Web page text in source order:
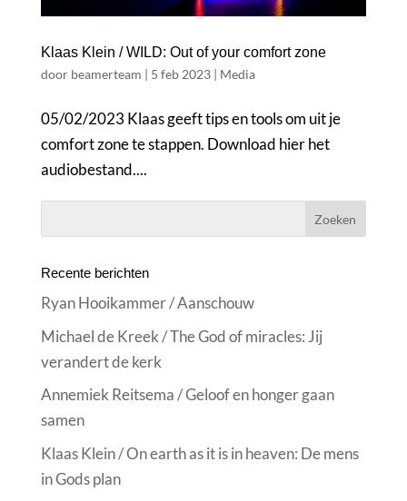
Klaas Klein / WILD: Out of your comfort zone
door beamerteam | 5 feb 2023| Media
05/02/2023 Klaas geeft tips en tools om uit je
comfort zone te stappen. Download hier het
audiobestand....
Recente berichten
Ryan Hooikammer / Aanschouw
Michael de Kreek / The God of miracles: Jij
verandert de kerk
Annemiek Reitsema / Geloof en honger gaan
samen
Klaas Klein / On earth as it is in heaven: De mens
in Gods plan